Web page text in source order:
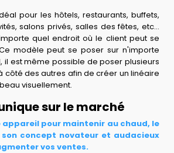
pour les hôtels, restaurants, buffets,
salons privés, salles des fêtes, etc...
quel endroit où le client peut se
modèle peut se poser sur n'importe
il est même possible de poser plusieurs
côté des autres afin de créer un linéaire
visuellement.
sur le marché
appareil pour maintenir au chaud, le
concept novateur et audacieux
vos ventes.